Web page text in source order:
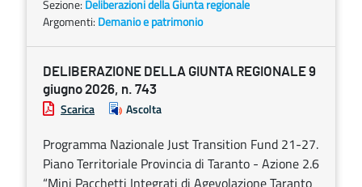
Sezione: Deliberazioni della Giunta regionale
Argomenti: Demanio e patrimonio
DELIBERAZIONE DELLA GIUNTA REGIONALE 9
giugno 2026, n. 743
Scarica Ascolta
Programma Nazionale Just Transition Fund 21-27.
Piano Territoriale Provincia di Taranto - Azione 2.6
“Mini Pacchetti Integrati di Agevolazione Taranto